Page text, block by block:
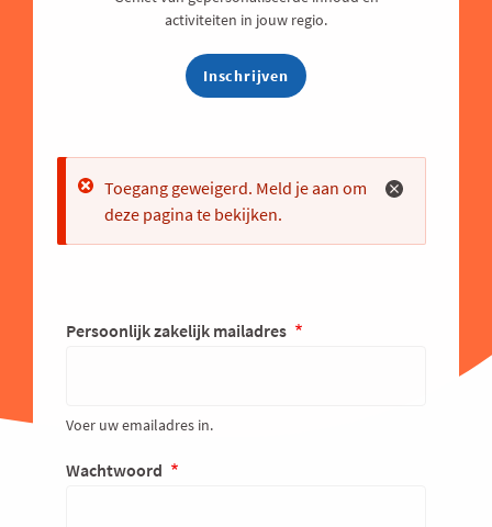
Error
Toegang geweigerd. Meld je aan om
deze pagina te bekijken.
Persoonlijk zakelijk mailadres
Voer uw emailadres in.
Wachtwoord
activiteiten in jouw regio.
Inschrijven